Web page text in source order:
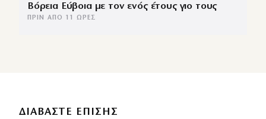
Βόρεια Εύβοια με τον ενός έτους γιο τους
ΠΡΙΝ ΑΠΌ 11 ΏΡΕΣ
ΔΙΑΒΑΣΤΕ ΕΠΙΣΗΣ